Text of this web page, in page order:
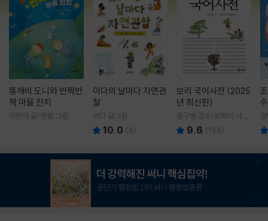
똥깨비 도니와 반짝반
짝 마을 잔치
이현아 글/핸짱 그림
이다의 날마다 자연관
찰
이다 글그림
10.0 (9)
보리 국어사전 (2025
년 최신판)
윤구병 감수/토박이 사전
편찬실 편
9.6 (158)